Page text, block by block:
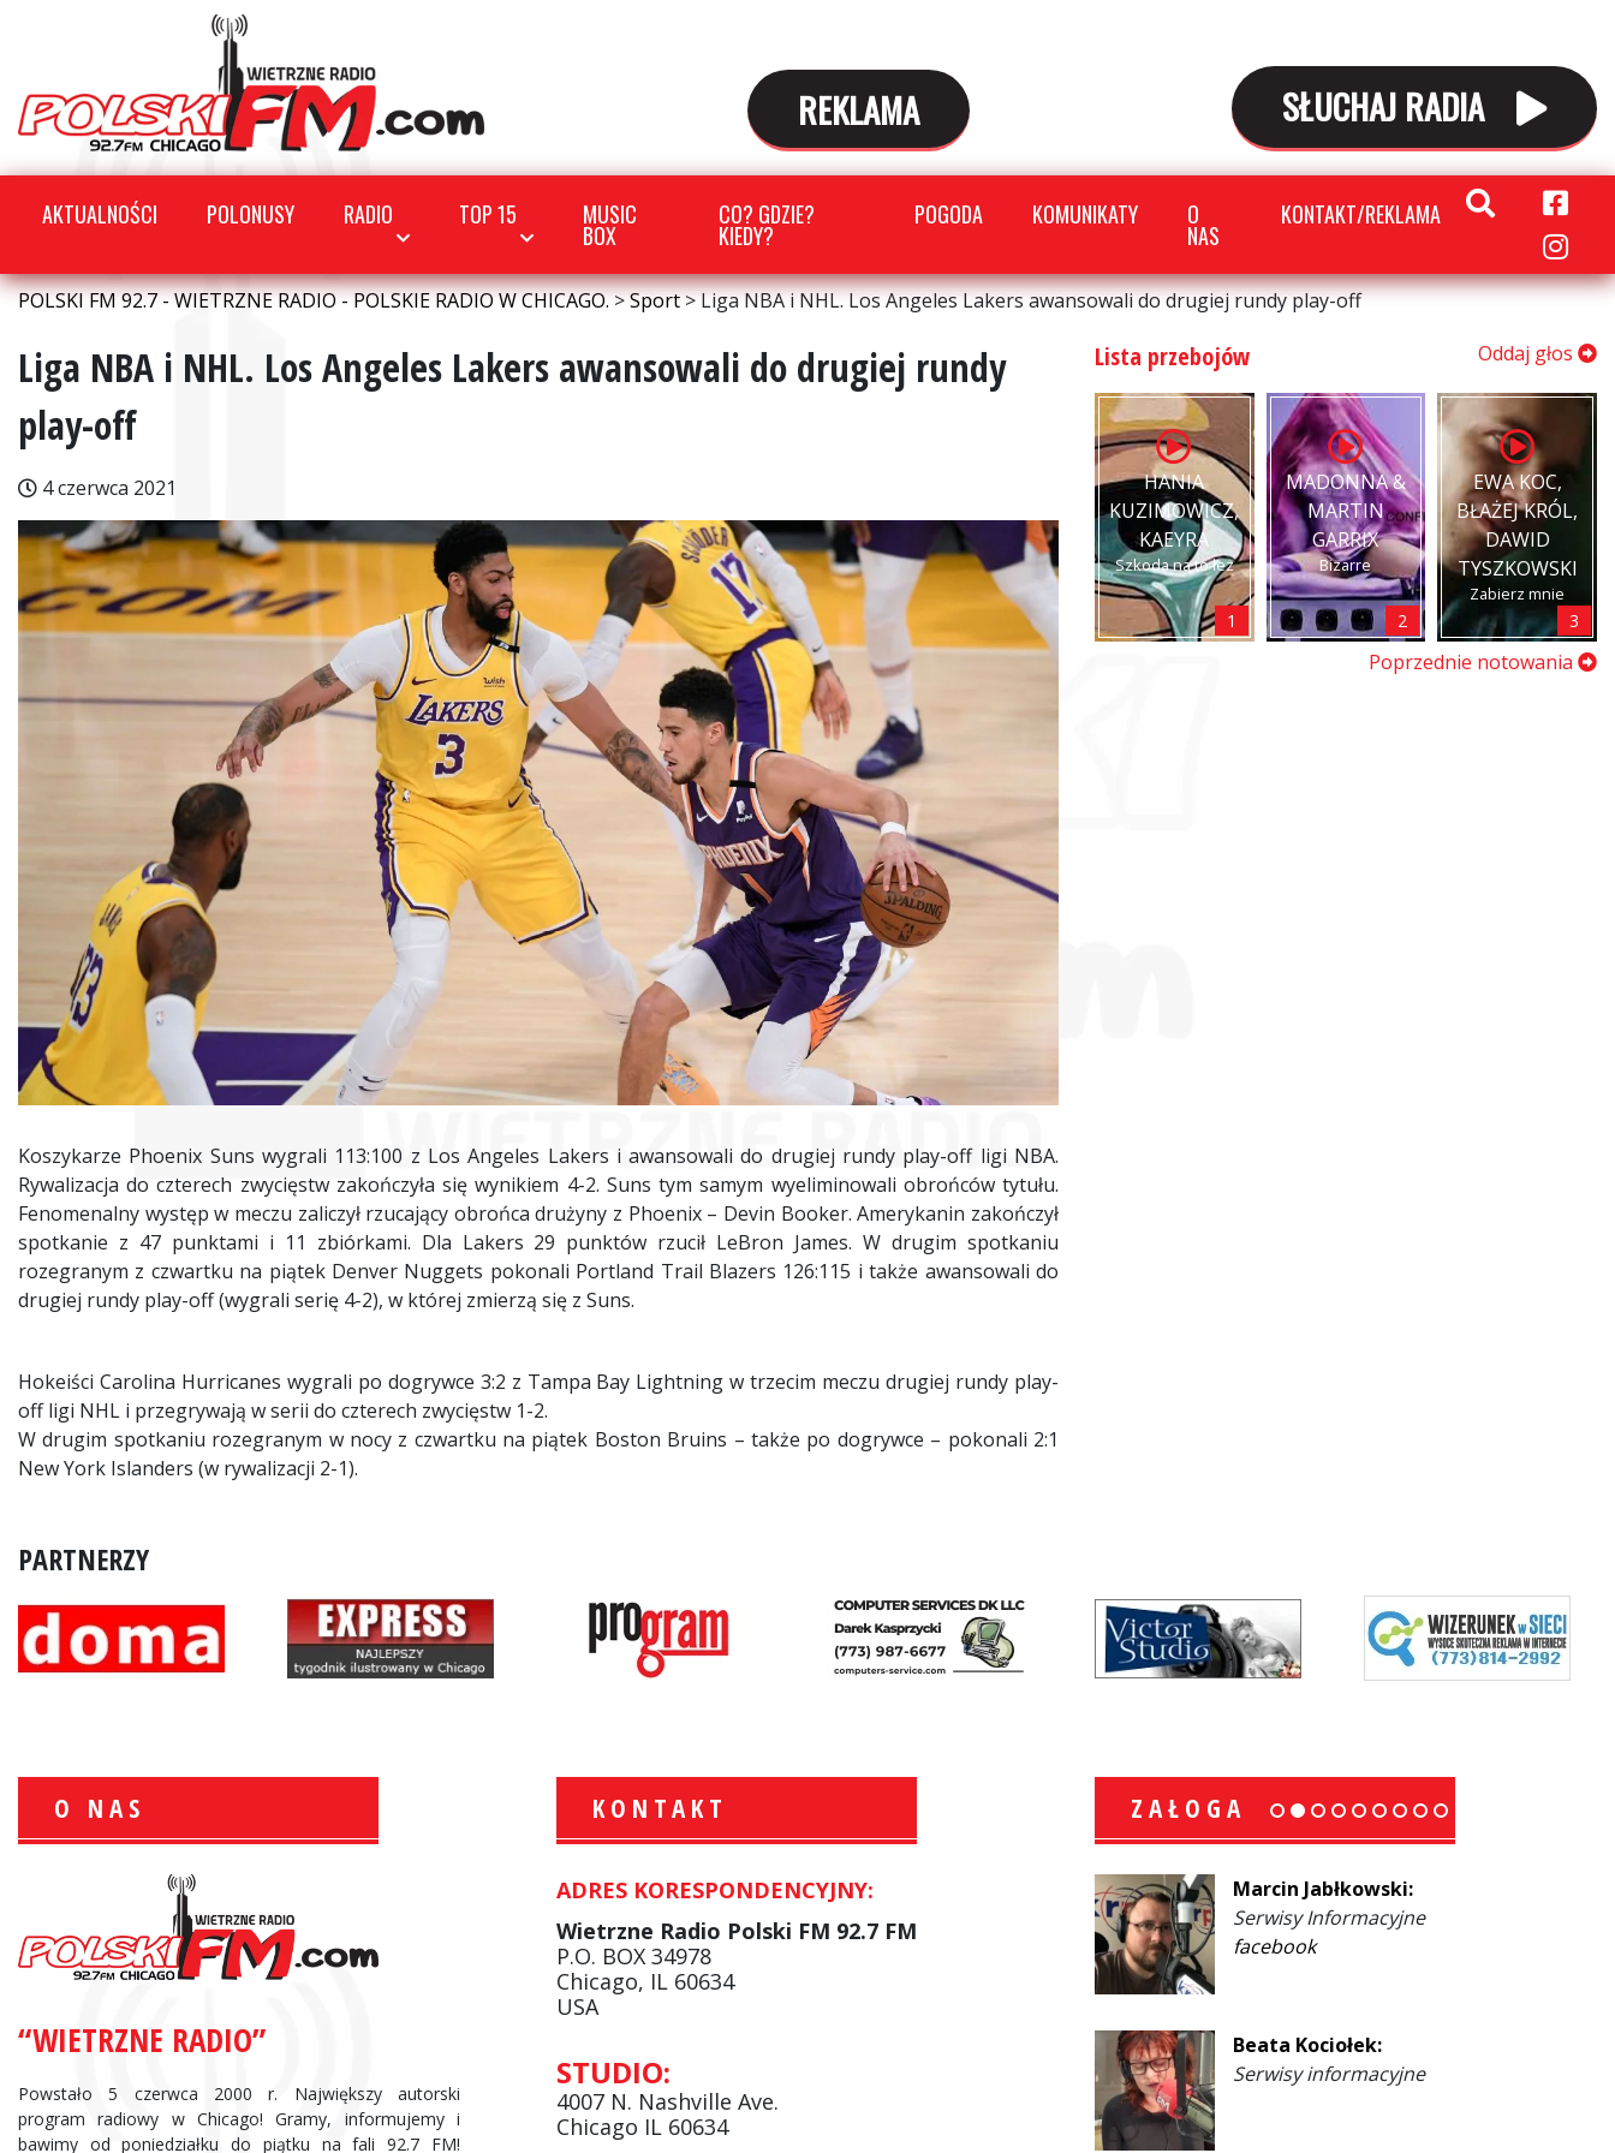
REKLAMA SŁUCHAJ RADIA
AKTUALNOŚCI POLONUSY RADIO TOP 15 MUSIC
BOX
CO? GDZIE?
KIEDY?
POGODA KOMUNIKATY O
NAS
KONTAKT/REKLAMA
POLSKI FM 92.7 - WIETRZNE RADIO - POLSKIE RADIO W CHICAGO.>Sport>Liga NBA i NHL. Los Angeles Lakers awansowali do drugiej rundy play-off
Liga NBA i NHL. Los Angeles Lakers awansowali do drugiej rundy
play-off
4 czerwca 2021
Koszykarze Phoenix Suns wygrali 113:100 z Los Angeles Lakers i awansowali do drugiej rundy play-off ligi NBA.
Rywalizacja do czterech zwycięstw zakończyła się wynikiem 4-2. Suns tym samym wyeliminowali obrońców tytułu.
Fenomenalny występ w meczu zaliczył rzucający obrońca drużyny z Phoenix – Devin Booker. Amerykanin zakończył
spotkanie z 47 punktami i 11 zbiórkami. Dla Lakers 29 punktów rzucił LeBron James. W drugim spotkaniu
rozegranym z czwartku na piątek Denver Nuggets pokonali Portland Trail Blazers 126:115 i także awansowali do
drugiej rundy play-off (wygrali serię 4-2), w której zmierzą się z Suns.
Hokeiści Carolina Hurricanes wygrali po dogrywce 3:2 z Tampa Bay Lightning w trzecim meczu drugiej rundy play-
off ligi NHL i przegrywają w serii do czterech zwycięstw 1-2.
W drugim spotkaniu rozegranym w nocy z czwartku na piątek Boston Bruins – także po dogrywce – pokonali 2:1
New York Islanders (w rywalizacji 2-1).
Lista przebojów Oddaj głos
HANIA
KUZIMOWICZ,
KAEYRA
Szkoda na to łez
1
MADONNA &
MARTIN
GARRIX
Bizarre
2
EWA KOC,
BŁAŻEJ KRÓL,
DAWID
TYSZKOWSKI
Zabierz mnie
3
Poprzednie notowania
PARTNERZY
O NAS
“WIETRZNE RADIO”
Powstało 5 czerwca 2000 r. Największy autorski
program radiowy w Chicago! Gramy, informujemy i
bawimy od poniedziałku do piątku na fali 92.7 FM!
KONTAKT
ADRES KORESPONDENCYJNY:
Wietrzne Radio Polski FM 92.7 FM
P.O. BOX 34978
Chicago, IL 60634
USA
STUDIO:
4007 N. Nashville Ave.
Chicago IL 60634
ZAŁOGA
Informacje Giełdowe
Krzysztof Wawer:
Komentator
facebook
Marcin Jabłkowski:
Serwisy Informacyjne
facebook
Beata Kociołek:
Serwisy informacyjne